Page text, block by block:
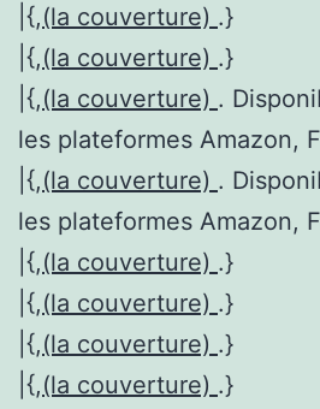
|{,(la couverture) .}
|{,(la couverture) .}
|{,(la couverture) .
les plateformes Amazon,
|{,(la couverture) .
les plateformes Amazon,
|{,(la couverture) .}
|{,(la couverture) .}
|{,(la couverture) .}
|{,(la couverture) .}